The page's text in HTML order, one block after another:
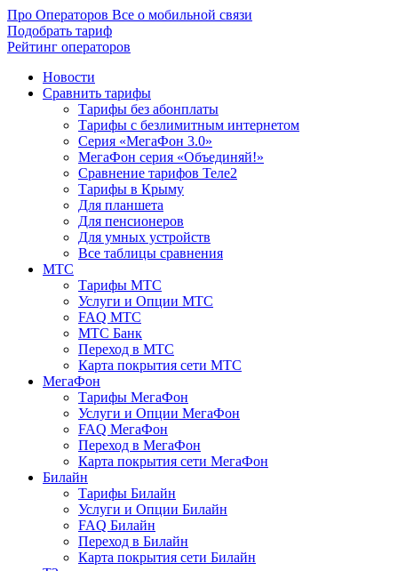
Про Операторов Все о мобильной связи
Подобрать тариф
Рейтинг операторов
Новости
Сравнить тарифы
Тарифы без абонплаты
Тарифы с безлимитным интернетом
Серия «МегаФон 3.0»
МегаФон серия «Объединяй!»
Сравнение тарифов Теле2
Тарифы в Крыму
Для планшета
Для пенсионеров
Для умных устройств
Все таблицы сравнения
МТС
Тарифы МТС
Услуги и Опции МТС
FAQ МТС
МТС Банк
Переход в МТС
Карта покрытия сети МТС
МегаФон
Тарифы МегаФон
Услуги и Опции МегаФон
FAQ МегаФон
Переход в МегаФон
Карта покрытия сети МегаФон
Билайн
Тарифы Билайн
Услуги и Опции Билайн
FAQ Билайн
Переход в Билайн
Карта покрытия сети Билайн